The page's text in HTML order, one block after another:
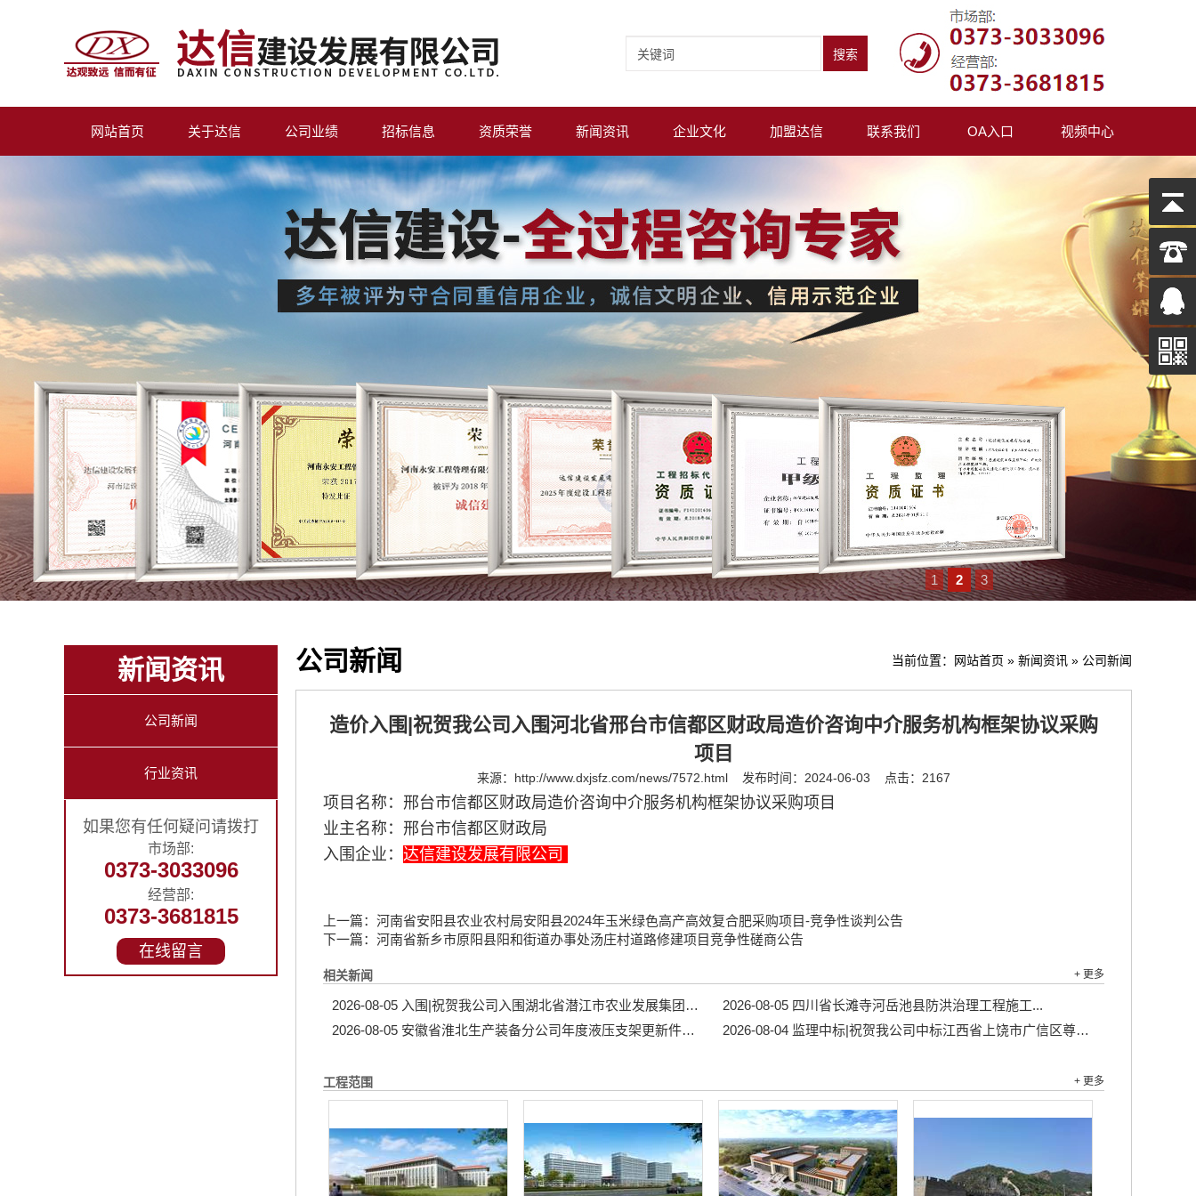
网站首页 关于达信 公司业绩 招标信息 资质荣誉 新闻资讯 企业文化 加盟达信 联系我们 OA入口 视频中心
1 2 3
新闻资讯
公司新闻
行业资讯
如果您有任何疑问请拨打
市场部:
0373-3033096
经营部:
0373-3681815
在线留言
公司新闻 当前位置： 网站首页 » 新闻资讯 » 公司新闻
造价入围|祝贺我公司入围河北省邢台市信都区财政局造价咨询中介服务机构框架协议采购
项目
来源： http://www.dxjsfz.com/news/7572.html 发布时间：2024-06-03 点击：2167
项目名称 ： 邢台市信都区财政局造价咨询中介服务机构框架协议采购项目
业主名称： 邢台市信都区财政局
入围企业 ： 达信建设发展有限公司
上一篇： 河南省安阳县农业农村局安阳县2024年玉米绿色高产高效复合肥采购项目-竞争性谈判公告
下一篇： 河南省新乡市原阳县阳和街道办事处汤庄村道路修建项目竞争性磋商公告
相关新闻 + 更多
2026-08-05 入围|祝贺我公司入围湖北省潜江市农业发展集团有限公司2026-2027年度中介服务（一）框架协议采购 3包监理、4包招标代理... 2026-08-05 四川省长滩寺河岳池县防洪治理工程施工...
2026-08-05 安徽省淮北生产装备分公司年度液压支架更新件采购项目招标公告... 2026-08-04 监理中标|祝贺我公司中标江西省上饶市广信区尊桥乡冯家村许家桥道路硬化工程 、羊石村产业道路硬化工程监理服务...
工程范围 + 更多